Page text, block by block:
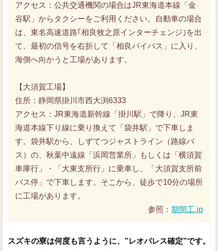
アクセス：公共交通機関の場合はJR東海道本線「金
谷駅」からタクシーをご利用ください。自動車の場合
は、東名高速道路｢相良牧之原インターチェンジ｣を出
て、最初の信号を右折して「相良バイパス」に入り、
海側へ向かうと工場があります。
【大須賀工場】
住所：静岡県掛川市西大渕6333
アクセス：JR東海道新幹線「掛川駅」で降り、JR東
海道本線下り線に乗り換えて「袋井駅」で下車しま
す。袋井駅から、しずてつジャストライン（路線バ
ス）の、秋葉中遠線「浜岡営業所」もしくは「横須賀
車庫行」・「大東支所行」に乗車し、「大須賀支所前
バス停」で下車します。そこから、徒歩で10分の場所
に工場があります。
参照：期間工.jp
スズキの寮は何度も言うように、”レオパレス確定”です。